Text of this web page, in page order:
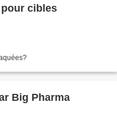
cibles
Big Pharma